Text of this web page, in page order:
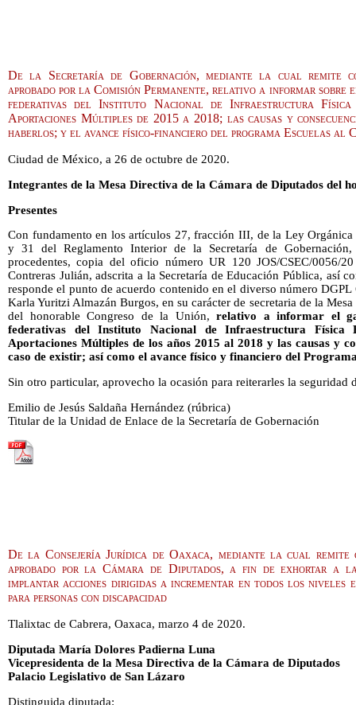
De la Secretaría de Gobernación, mediante la cual remite
aprobado por la Comisión Permanente, relativo a informar sobre
federativas del Instituto Nacional de Infraestructura Física
Aportaciones Múltiples de 2015 a 2018; las causas y
haberlos; y el avance físico-financiero del programa Escuelas al
Ciudad de México, a 26 de octubre de 2020.
Integrantes de la Mesa Directiva de la Cámara de Diputados del
Presentes
Con fundamento en los artículos 27, fracción III, de la Ley
y 31 del Reglamento Interior de la Secretaría de
procedentes, copia del oficio número UR 120 JOS/CSEC/0056/
Contreras Julián, adscrita a la Secretaría de Educación Pública, así
responde el punto de acuerdo contenido en el diverso número
Karla Yuritzi Almazán Burgos, en su carácter de secretaria de la
del honorable Congreso de la Unión, relativo a informar el
federativas del Instituto Nacional de Infraestructura Física
Aportaciones Múltiples de los años 2015 al 2018 y las causas y
caso de existir; así como el avance físico y financiero del
Sin otro particular, aprovecho la ocasión para reiterarles la
Emilio de Jesús Saldaña Hernández (rúbrica)
Titular de la Unidad de Enlace de la Secretaría de Gobernación
De la Consejería Jurídica de Oaxaca, mediante la cual remite
aprobado por la Cámara de Diputados, a fin de exhortar a
implantar acciones dirigidas a incrementar en todos los niveles
para personas con discapacidad
Tlalixtac de Cabrera, Oaxaca, marzo 4 de 2020.
Diputada María Dolores Padierna Luna
Vicepresidenta de la Mesa Directiva de la Cámara de Diputados
Palacio Legislativo de San Lázaro
Distinguida diputada: